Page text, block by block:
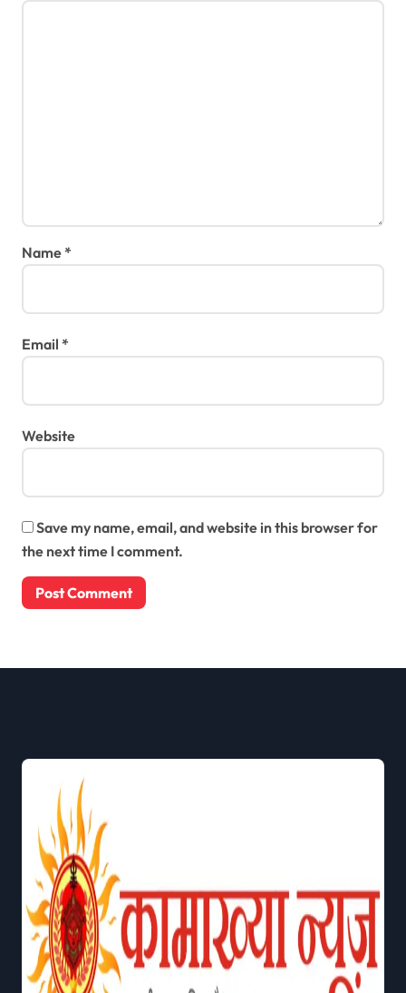
Name*
Email *
Website
Save my name, email, and website in this browser for
the next time I comment.